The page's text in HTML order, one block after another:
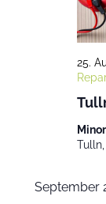
25.
September